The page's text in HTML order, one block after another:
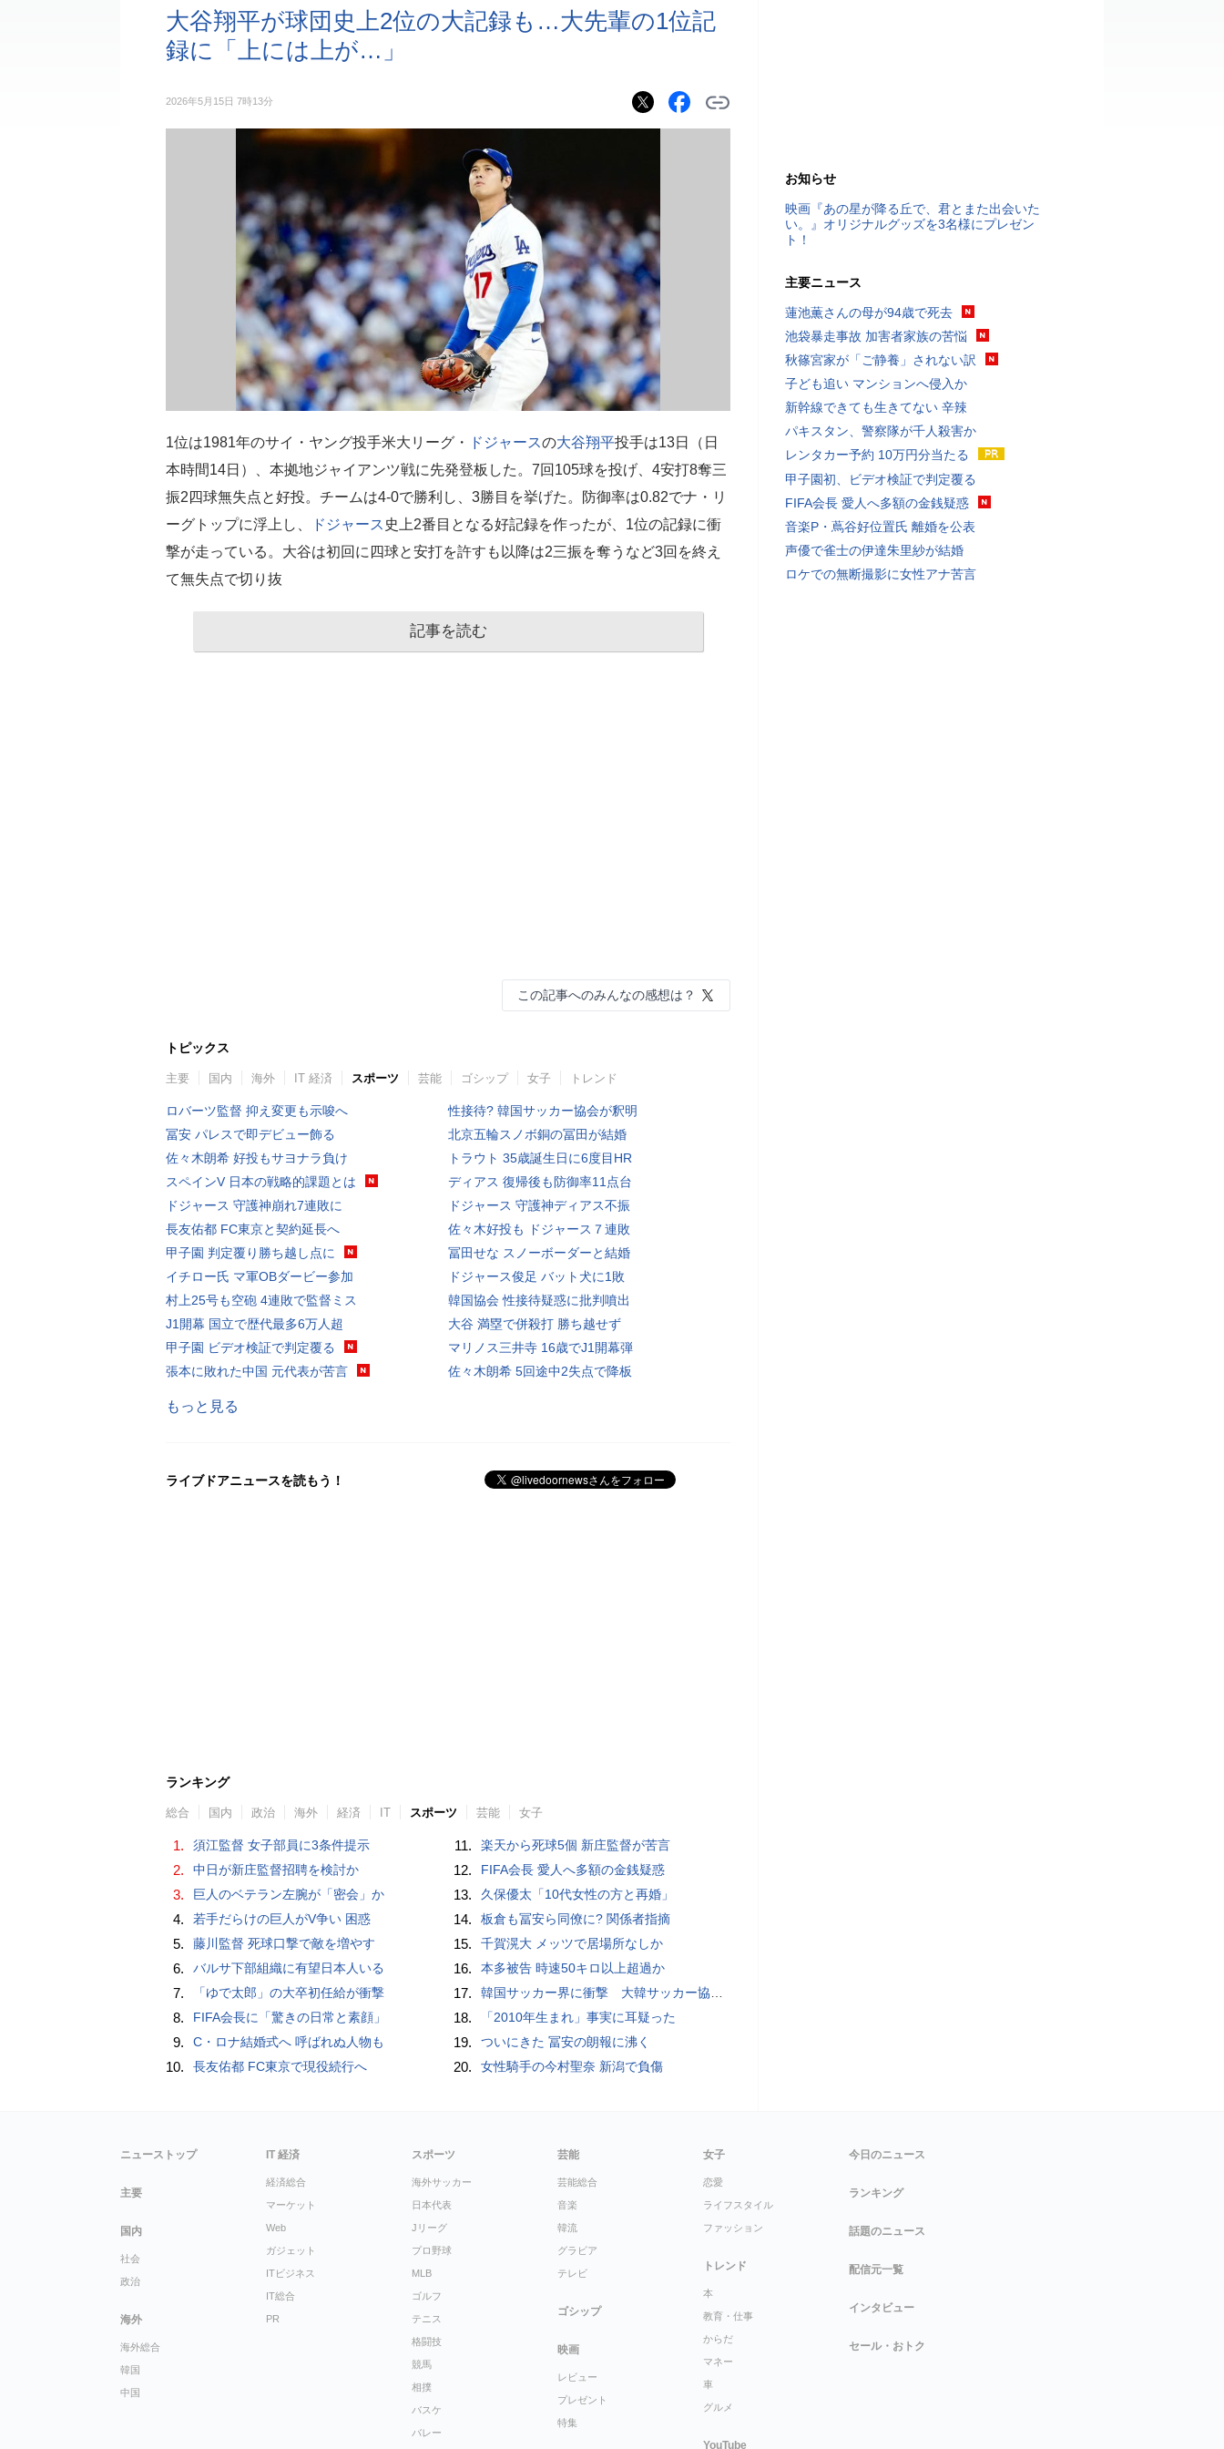
大谷翔平が球団史上2位の大記録も…大先輩の1位記
録に「上には上が…」
2026年5月15日 7時13分
1位は1981年のサイ・ヤング投手米大リーグ・ ドジャースの大谷翔平投手は13日（日
本時間14日）、本拠地ジャイアンツ戦に先発登板した。7回105球を投げ、4安打8奪三
振2四球無失点と好投。チームは4-0で勝利し、3勝目を挙げた。防御率は0.82でナ・リ
ーグトップに浮上し、
ドジャース 史上2番目となる好記録を作ったが、1位の記録に衝
撃が走っている。大谷は初回に四球と安打を許すも以降は2三振を奪うなど3回を終え
て無失点で切り抜
記事を読む
この記事へのみんなの感想は？
トピックス
主要 国内 海外 IT 経済 スポーツ 芸能 ゴシップ 女子 トレンド
ロバーツ監督 抑え変更も示唆へ
冨安 パレスで即デビュー飾る
佐々木朗希 好投もサヨナラ負け
スペインV 日本の戦略的課題とは
ドジャース 守護神崩れ7連敗に
長友佑都 FC東京と契約延長へ
甲子園 判定覆り勝ち越し点に
イチロー氏 マ軍OBダービー参加
村上25号も空砲 4連敗で監督ミス
J1開幕 国立で歴代最多6万人超
甲子園 ビデオ検証で判定覆る
張本に敗れた中国 元代表が苦言
性接待? 韓国サッカー協会が釈明
北京五輪スノボ銅の冨田が結婚
トラウト 35歳誕生日に6度目HR
ディアス 復帰後も防御率11点台
ドジャース 守護神ディアス不振
佐々木好投も ドジャース７連敗
冨田せな スノーボーダーと結婚
ドジャース俊足 バット犬に1敗
韓国協会 性接待疑惑に批判噴出
大谷 満塁で併殺打 勝ち越せず
マリノス三井寺 16歳でJ1開幕弾
佐々木朗希 5回途中2失点で降板
もっと見る
ライブドアニュースを読もう！
ランキング
総合 国内 政治 海外 経済 IT スポーツ 芸能 女子
1. 須江監督 女子部員に3条件提示
2. 中日が新庄監督招聘を検討か
3. 巨人のベテラン左腕が「密会」か
4. 若手だらけの巨人がV争い 困惑
5. 藤川監督 死球口撃で敵を増やす
6. バルサ下部組織に有望日本人いる
7. 「ゆで太郎」の大卒初任給が衝撃
8. FIFA会長に「驚きの日常と素顔」
9. C・ロナ結婚式へ 呼ばれぬ人物も
10. 長友佑都 FC東京で現役続行へ
11. 楽天から死球5個 新庄監督が苦言
12. FIFA会長 愛人へ多額の金銭疑惑
13. 久保優太「10代女性の方と再婚」
14. 板倉も冨安ら同僚に? 関係者指摘
15. 千賀滉大 メッツで居場所なしか
16. 本多被告 時速50キロ以上超過か
17. 韓国サッカー界に衝撃 大韓サッカー協会に外国人審判への“性的接待”疑惑 韓国メディアが報道
18. 「2010年生まれ」事実に耳疑った
19. ついにきた 冨安の朗報に沸く
20. 女性騎手の今村聖奈 新潟で負傷
お知らせ
映画『あの星が降る丘で、君とまた出会いた
い。』オリジナルグッズを3名様にプレゼン
ト！
主要ニュース
蓮池薫さんの母が94歳で死去
池袋暴走事故 加害者家族の苦悩
秋篠宮家が「ご静養」されない訳
子ども追い マンションへ侵入か
新幹線できても生きてない 辛辣
パキスタン、警察隊が千人殺害か
レンタカー予約 10万円分当たる
甲子園初、ビデオ検証で判定覆る
FIFA会長 愛人へ多額の金銭疑惑
音楽P・蔦谷好位置氏 離婚を公表
声優で雀士の伊達朱里紗が結婚
ロケでの無断撮影に女性アナ苦言
ニューストップ
主要
国内
社会
政治
海外
海外総合
韓国
中国
IT 経済
経済総合
マーケット
Web
ガジェット
ITビジネス
IT総合
PR
スポーツ
海外サッカー
日本代表
Jリーグ
プロ野球
MLB
ゴルフ
テニス
格闘技
競馬
相撲
バスケ
バレー
芸能
芸能総合
音楽
韓流
グラビア
テレビ
ゴシップ
映画
レビュー
プレゼント
特集
女子
恋愛
ライフスタイル
ファッション
トレンド
本
教育・仕事
からだ
マネー
車
グルメ
YouTube
今日のニュース
ランキング
話題のニュース
配信元一覧
インタビュー
セール・おトク